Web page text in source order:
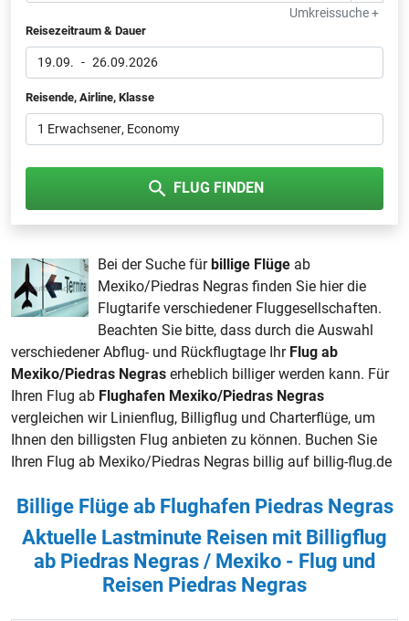
Umkreissuche +
Reisezeitraum & Dauer
19.09. - 26.09.2026
Reisende, Airline, Klasse
1 Erwachsener, Economy
FLUG FINDEN
Bei der Suche fürbillige Flüge ab
Mexiko/Piedras Negras finden Sie hier die
Flugtarife verschiedener Fluggesellschaften.
Beachten Sie bitte, dass durch die Auswahl
verschiedener Abflug- und Rückflugtage Ihr Flug ab
Mexiko/Piedras Negras erheblich billiger werden kann. Für
Ihren Flug ab Flughafen Mexiko/Piedras Negras
vergleichen wir Linienflug, Billigflug und Charterflüge, um
Ihnen den billigsten Flug anbieten zu können. Buchen Sie
Ihren Flug ab Mexiko/Piedras Negras billig auf billig-flug.de
Billige Flüge ab Flughafen Piedras Negras
Aktuelle Lastminute Reisen mit Billigflug
ab Piedras Negras / Mexiko - Flug und
Reisen Piedras Negras